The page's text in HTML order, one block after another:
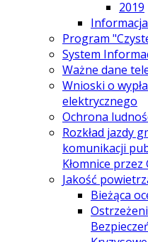
2019
Program
System
Ważne dane
Wnioski o
elektrycznego
Ochrona
Rozkład jazdy
komunikacji
Kłomnice przez
Jakość
Bieżąca